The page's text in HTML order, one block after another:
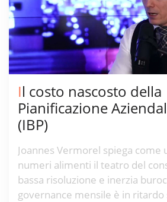
Il costo nascosto della
Pianificazione
(IBP)
Joannes Vermorel spiega come
numeri alimenti il teatro del
bassa risoluzione e inerzia
governance mensile è in ritardo